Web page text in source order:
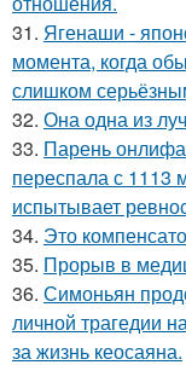
31. Ягенаши -
момента, когда
слишком
32. Она одна из
33. Парень
переспала с 1113
испытывает
34. Это
35. Прорыв в
36. Симоньян
личной трагедии
за жизнь кеосаяна.